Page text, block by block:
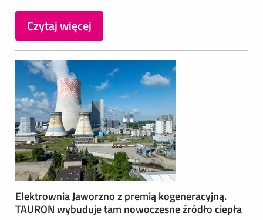
Czytaj więcej
Elektrownia Jaworzno z premią kogeneracyjną.
TAURON wybuduje tam nowoczesne źródło ciepła